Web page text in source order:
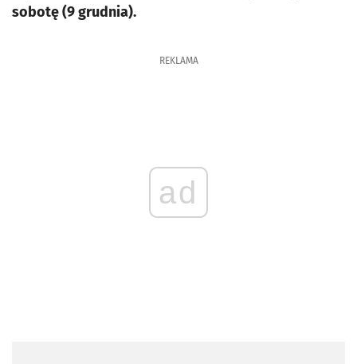
sobotę (9 grudnia).
REKLAMA
ad